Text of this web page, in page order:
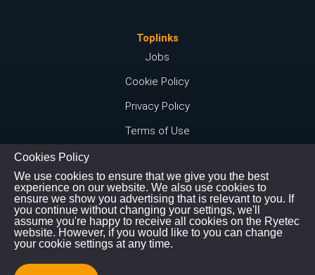
Toplinks
Jobs
Cookie Policy
Privacy Policy
Terms of Use
Følg os
Instagram
Youtube
Cookies Policy
We use cookies to ensure that we give you the best
experience on our website. We also use cookies to
ensure we show you advertising that is relevant to you. If
you continue without changing your settings, we'll
assume you're happy to receive all cookies on the Ryetec
website. However, if you would like to you can change
your cookie settings at any time.